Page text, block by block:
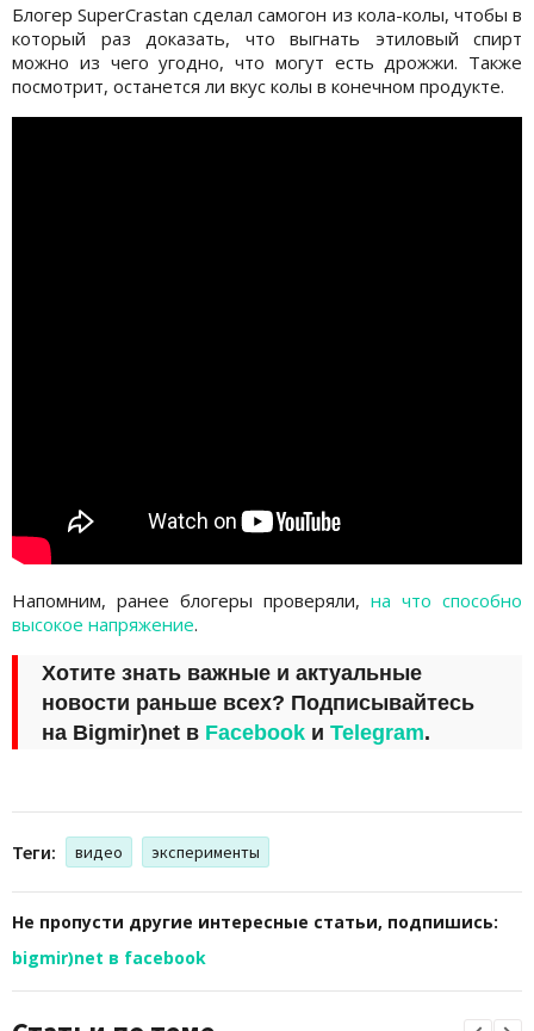
Блогер SuperCrastan сделал самогон из кола-колы, чтобы в
который раз доказать, что выгнать этиловый спирт
можно из чего угодно, что могут есть дрожжи. Также
посмотрит, останется ли вкус колы в конечном продукте.
Напомним, ранее блогеры проверяли, на что способно
высокое напряжение.
Хотите знать важные и актуальные
новости раньше всех? Подписывайтесь
на Bigmir)net в Facebook и Telegram.
Теги: видео эксперименты
Не пропусти другие интересные статьи, подпишись:
bigmir)net в facebook